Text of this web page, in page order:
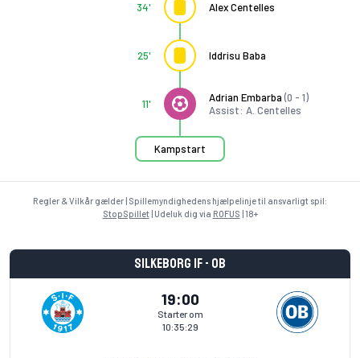
Alex Centelles
34'
Iddrisu Baba
25'
Adrian Embarba (0 - 1)
Assist: A. Centelles
11'
Kampstart
Regler & Vilkår gælder | Spillemyndighedens hjælpelinje til ansvarligt spil:
StopSpillet| Udeluk dig via ROFUS | 18+
Silkeborg IF - OB
19:00
Starter om
10:35:29